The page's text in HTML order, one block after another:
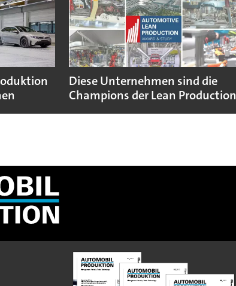
Diese Unternehmen sind die
Champions der Lean Production